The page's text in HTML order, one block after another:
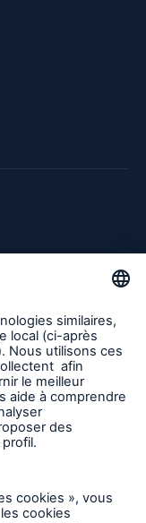
des équipments